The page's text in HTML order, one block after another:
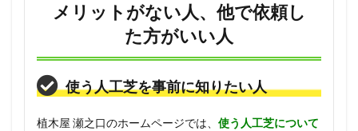
メリットがない人、他で依頼し
た方がいい人
使う人工芝を事前に知りたい人
植木屋 瀬之口のホームページでは、 使う人工芝について